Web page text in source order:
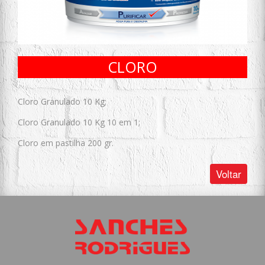
CLORO
Cloro Granulado 10 Kg;
Cloro Granulado 10 Kg 10 em 1;
Cloro em pastilha 200 gr.
Voltar